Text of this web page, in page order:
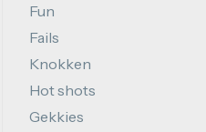
Fun
Fails
Knokken
Hot shots
Gekkies